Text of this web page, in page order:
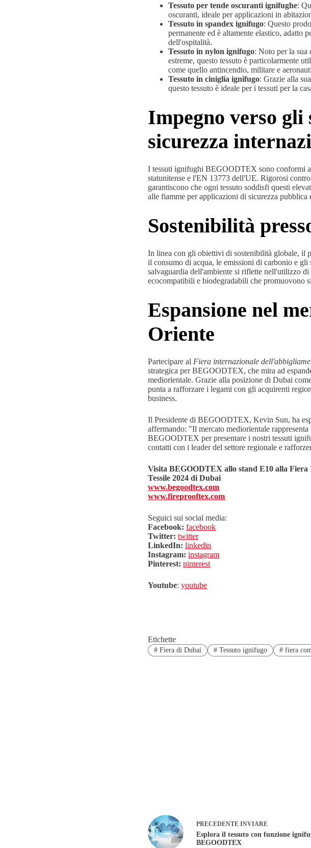
Tessuto per tende oscuranti ignifughe:
oscuranti, ideale per applicazioni in
Tessuto in spandex ignifugo: Questo
permanente ed è altamente elastico, adatto
dell'ospitalità.
Tessuto in nylon ignifugo: Noto per la sua
estreme, questo tessuto è particolarmente
come quello antincendio, militare e
Tessuto in ciniglia ignifugo: Grazie alla
questo tessuto è ideale per i tessuti per la
Impegno verso
sicurezza
I tessuti ignifughi BEGOODTEX sono conformi
statunitense e l'EN 13773 dell'UE. Rigorosi
garantiscono che ogni tessuto soddisfi questi
alle fiamme per applicazioni di sicurezza pubblica
Sostenibilità
In linea con gli obiettivi di sostenibilità globale,
il consumo di acqua, le emissioni di carbonio e
salvaguardia dell'ambiente si riflette nell'utilizzo
ecocompatibili e biodegradabili che promuovono
Espansione nel
Oriente
Partecipare al Fiera internazionale
strategica per BEGOODTEX, che mira ad
mediorientale. Grazie alla posizione di Dubai
punta a rafforzare i legami con gli acquirenti
business.
Il Presidente di BEGOODTEX, Kevin Sun, ha
affermando: "Il mercato mediorientale
BEGOODTEX per presentare i nostri tessuti
contatti con i leader del settore regionale e
Visita BEGOODTEX allo stand E10 alla
Tessile 2024 di Dubai
www.begoodtex.com
www.fireprooftex.com
Seguici sui social media:
Facebook: facebook
Twitter: twitter
LinkedIn: linkedin
Instagram: instagram
Pinterest: pinterest
Youtube:youtube
Etichette
# Fiera di Dubai #Tessuto ignifugo #fiera
PRECEDENTEINVIARE
Esplora il tessuto con funzione
BEGOODTEX